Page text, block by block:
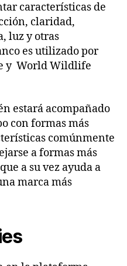
características de
claridad,
luz y otras
es utilizado por
y World Wildlife
estará acompañado
con formas más
comúnmente
a formas más
a su vez ayuda a
marca más